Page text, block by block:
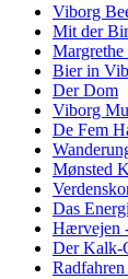
Viborg
Mit der
Bier in
Der Dom
Viborg
De Fem
Mønsted
Das
Hærvejen
Der Kalk-